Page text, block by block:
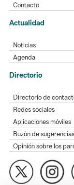
Contacto
Actualidad
Noticias
Agenda
Directorio
Directorio de
Redes sociales
Aplicaciones móviles
Buzón de sugerencias
Opinión sobre los